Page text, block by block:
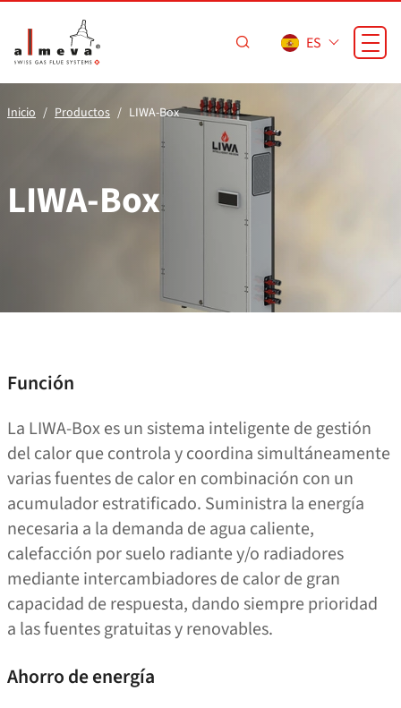
ES
Inicio Productos LIWA-Box
LIWA-Box
Función
La LIWA-Box es un sistema inteligente de gestión
del calor que controla y coordina simultáneamente
varias fuentes de calor en combinación con un
acumulador estratificado. Suministra la energía
necesaria a la demanda de agua caliente,
calefacción por suelo radiante y/​​o radiadores
mediante intercambiadores de calor de gran
capacidad de respuesta, dando siempre prioridad
a las fuentes gratuitas y renovables.
Ahorro de energía